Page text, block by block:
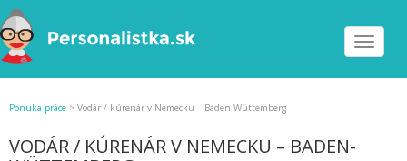
Toggle
Ponuka práce > Vodár / kúrenár v Nemecku – Baden-Wüttemberg
VODÁR / KÚRENÁR V NEMECKU – BADEN-